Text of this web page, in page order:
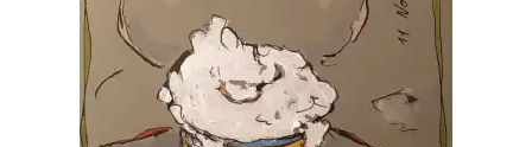
News
Kontakt